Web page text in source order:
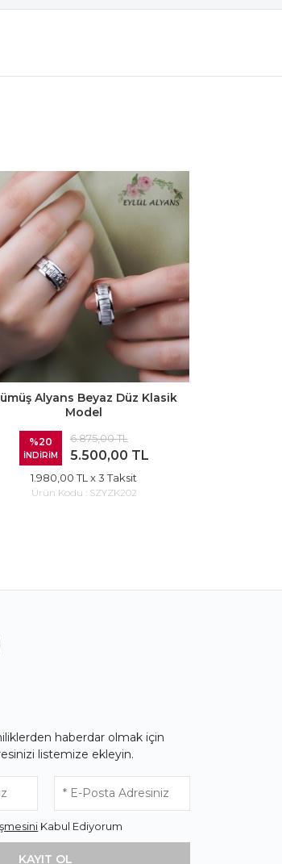
Alyans Beyaz Düz Klasik
Model
%20
İNDİRİM
6.875,00 TL
5.500,00 TL
1.980,00 TL x 3 Taksit
Ürün Kodu : SZYZK202
haberdar olmak için
listemize ekleyin.
Kabul Ediyorum